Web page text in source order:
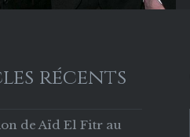
récents
de Aïd El Fitr au